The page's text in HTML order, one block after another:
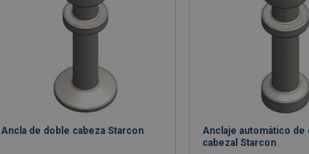
Ancla de doble cabeza Starcon
Anclaje automático de
cabezal Starcon